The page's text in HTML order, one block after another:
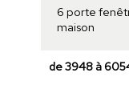
6 porte
maison
de 3948 à